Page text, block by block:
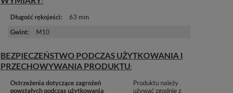
Długość rękojeści
63 mm
Gwint
M10
BEZPIECZEŃSTWO PODCZAS UŻYTKOWANIA I
PRZECHOWYWANIA PRODUKTU
Ostrzeżenia dotyczące zagrożeń
powstałych podczas użytkowania
Produktu należy
używać zgodnie z